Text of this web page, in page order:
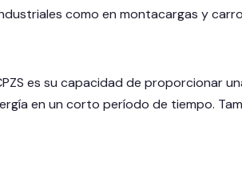
como en montacargas y
es su capacidad de proporcionar
en un corto período de tiempo.